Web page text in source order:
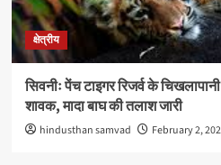
क्षेत्रीय
सिवनीः पेंच टाइगर रिजर्व के
शावक, मादा बाघ की तलाश जारी
hindusthan samvad February 2,